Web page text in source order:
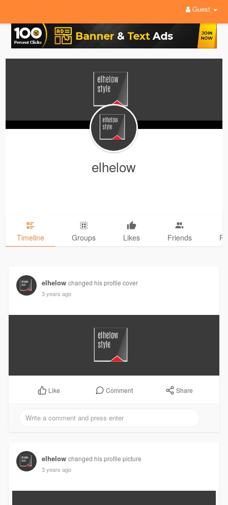
Guest
elhelow
Timeline Groups Likes Friends
elhelow changed his profile cover
3 years ago
Like Comment Share
elhelow changed his profile picture
3 years ago